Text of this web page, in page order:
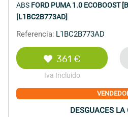
ABS FORD PUMA 1.0 ECOBOOST
[L1BC2B773AD]
Referencia: L1BC2B773AD
361 €
Iva Incluido
DESGUACES